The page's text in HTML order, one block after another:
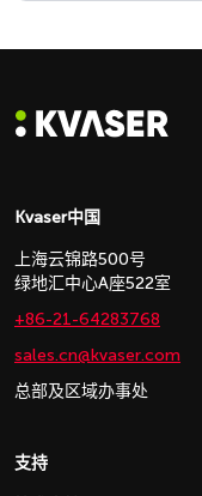
Kvaser中国
上海云锦路500号
绿地汇中心A座522室
+86-21-64283768
sales.cn@kvaser.com
总部及区域办事处
支持